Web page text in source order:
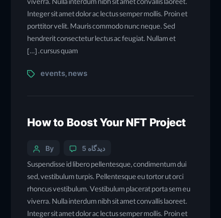
viverra. Nulla interdum nibh sit amet convallis laoreet.
Integer sit amet dolor ac lectus semper mollis. Proin et
porttitor velit. Mauris commodo nunc neque. Sed
hendrerit consectetur lectus ac feugiat. Nullam et
cursus quam. […]
events, news
How to Boost Your NFT Project
By 5 دیدگاه
Suspendisse id libero pellentesque, condimentum dui
sed, vestibulum turpis. Pellentesque eu tortor ut orci
rhoncus vestibulum. Vestibulum placerat porta sem eu
viverra. Nulla interdum nibh sit amet convallis laoreet.
Integer sit amet dolor ac lectus semper mollis. Proin et